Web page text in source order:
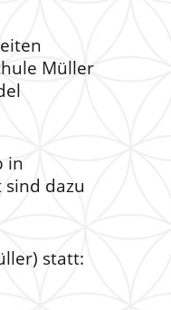
Müller
in
dazu
statt: